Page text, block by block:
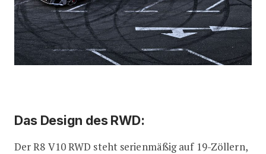
Das Design des RWD:
Der R8 V10 RWD steht serienmäßig auf 19-Zöllern,